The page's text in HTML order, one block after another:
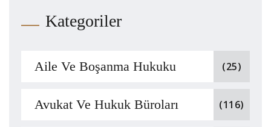
Kategoriler
Aile Ve Boşanma Hukuku (25)
Avukat Ve Hukuk Büroları (116)